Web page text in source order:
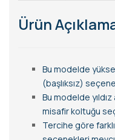
Ürün
Bu modelde
(başlıksız)
Bu modelde
misafir koltuğu
Tercihe göre